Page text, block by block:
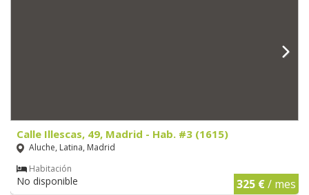
Calle Illescas, 49, Madrid - Hab. #3 (1615)
Aluche, Latina, Madrid
Habitación
No disponible 325 €/ mes